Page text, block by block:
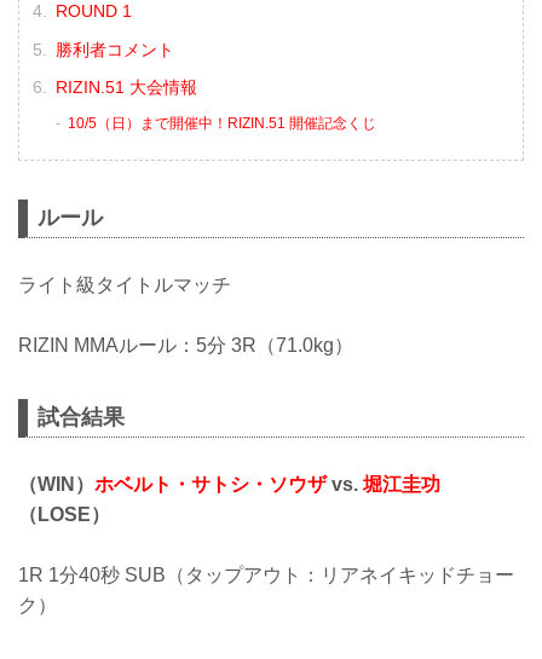
ROUND 1
勝利者コメント
RIZIN.51 大会情報
10/5（日）まで開催中！RIZIN.51 開催記念くじ
ルール
ライト級タイトルマッチ
RIZIN MMAルール：5分 3R（71.0kg）
試合結果
（WIN） ホベルト・サトシ・ソウザvs. 堀江圭功
（LOSE）
1R 1分40秒 SUB（タップアウト：リアネイキッドチョー
ク）